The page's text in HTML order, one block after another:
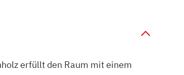
erfüllt den Raum mit einem